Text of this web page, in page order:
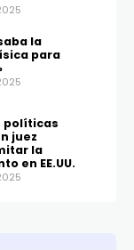
la
para
políticas
juez
la
en EE.UU.